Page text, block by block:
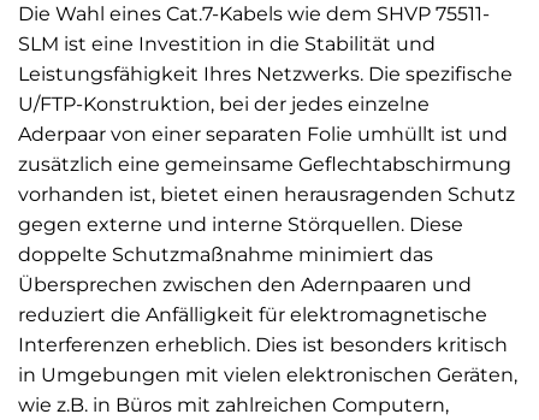
Die Wahl eines Cat.7-Kabels wie dem SHVP 75511-
SLM ist eine Investition in die Stabilität und
Leistungsfähigkeit Ihres Netzwerks. Die spezifische
U/FTP-Konstruktion, bei der jedes einzelne
Aderpaar von einer separaten Folie umhüllt ist und
zusätzlich eine gemeinsame Geflechtabschirmung
vorhanden ist, bietet einen herausragenden Schutz
gegen externe und interne Störquellen. Diese
doppelte Schutzmaßnahme minimiert das
Übersprechen zwischen den Adernpaaren und
reduziert die Anfälligkeit für elektromagnetische
Interferenzen erheblich. Dies ist besonders kritisch
in Umgebungen mit vielen elektronischen Geräten,
wie z.B. in Büros mit zahlreichen Computern,